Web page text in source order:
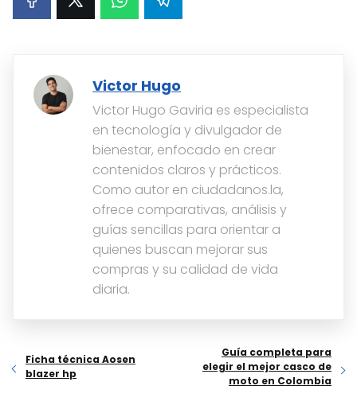
Victor Hugo
Victor Hugo Gaviria es especialista
en tecnología y divulgador de
bienestar, enfocado en crear
contenidos claros y prácticos.
Como autor en ciudadanos.la,
ofrece comparativas, análisis y
guías sencillas para orientar a
quienes buscan mejorar sus
compras y su calidad de vida
diaria.
Ficha técnica Aosen
blazer hp
Guía completa para
elegir el mejor casco de
moto en Colombia